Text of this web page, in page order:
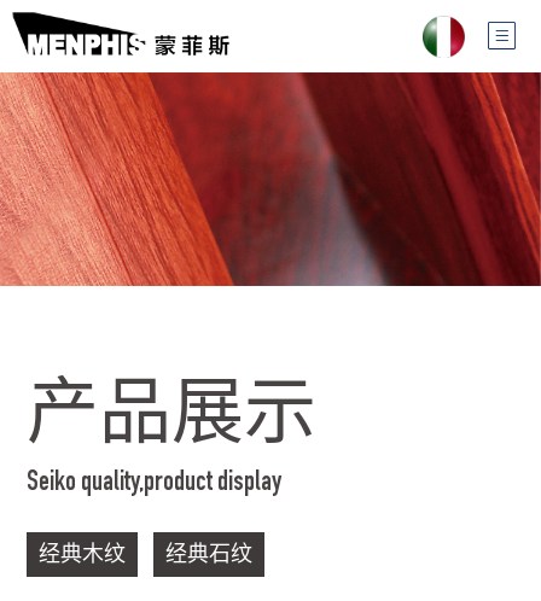
产品展示
Seiko quality,product display
经典木纹 经典石纹